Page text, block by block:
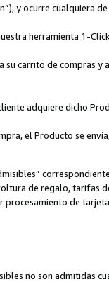
y ocurre cualquiera
herramienta 1-
su carrito de compras
adquiere dicho
el Producto se
de regalo, tarifas
procesamiento de
no son admitidas